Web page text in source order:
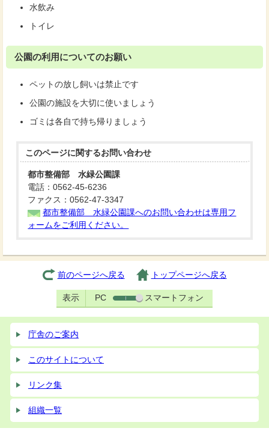
水飲み
トイレ
公園の利用についてのお願い
ペットの放し飼いは禁止です
公園の施設を大切に使いましょう
ゴミは各自で持ち帰りましょう
このページに関するお問い合わせ
都市整備部 水緑公園課
電話：0562-45-6236
ファクス：0562-47-3347
都市整備部 水緑公園課へのお問い合わせは専用フ
ォームをご利用ください。
前のページへ戻る トップページへ戻る
表示 PC スマートフォン
庁舎のご案内
このサイトについて
リンク集
組織一覧